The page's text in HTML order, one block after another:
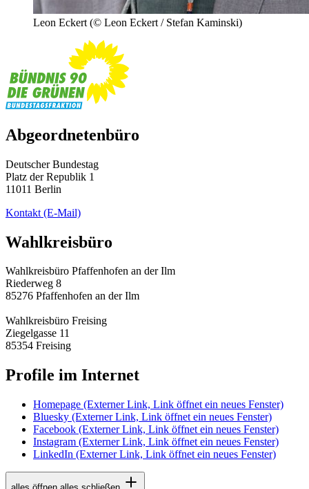
Leon Eckert (© Leon Eckert / Stefan Kaminski)
Abgeordnetenbüro
Deutscher Bundestag
Platz der Republik 1
11011 Berlin
Kontakt (E-Mail)
Wahlkreisbüro
Wahlkreisbüro Pfaffenhofen an der Ilm
Riederweg 8
85276 Pfaffenhofen an der Ilm
Wahlkreisbüro Freising
Ziegelgasse 11
85354 Freising
Profile im Internet
Homepage (Externer Link, Link öffnet ein neues Fenster)
Bluesky (Externer Link, Link öffnet ein neues Fenster)
Facebook (Externer Link, Link öffnet ein neues Fenster)
Instagram (Externer Link, Link öffnet ein neues Fenster)
LinkedIn (Externer Link, Link öffnet ein neues Fenster)